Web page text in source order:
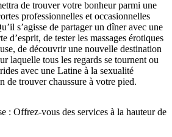
les 🚫 : 🚫 Rapport nature 🚫 Éjaculatio
n buccale, faciale ou corporelle 🚫 69 🚫
Anal Je peux être disponible régulièreme
nt à définir ensemble Me contacter par
message WhatsApp au 0695625509 Au p
laisir de vous rencontrer, Luna 🌸
T Vaginal ⚜️ Fellation (naturelle Ou Pro
Tégée) ⚜️ Cunnilingus (plutôt Clitoridie
N) ⚜️ Anulingus (sur Moi) ⚜️ Toutes Po
Sitions ⚜️ Masturbation Manuelle ⚜️ Pap
Ouilles / Massages ⚜️ Douche Ensembl
E (pour Rendez-Vous D’1h Minimum) I
Nterdits Non Négociables 🚫 : 🚫 Rappor
T Nature 🚫 Éjaculation Buccale, Facial
E Ou Corporelle 🚫 69 🚫 Anal Je Peux
R Ensemble Me Contacter Par Message
WhatsApp Au 0695625509 Au Plaisir D
de trouver votre bonheur parmi une
professionnelles et occasionnelles
s’agisse de partager un dîner avec une
d’esprit, de tester les massages érotiques
de découvrir une nouvelle destination
laquelle tous les regards se tournent ou
avec une Latine à la sexualité
de trouver chaussure à votre pied.
: Offrez-vous des services à la hauteur de